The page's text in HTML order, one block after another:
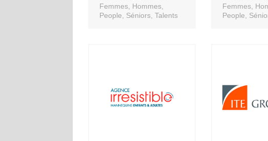
Femmes, Hommes,
People, Séniors, Talents
Femmes,
People,